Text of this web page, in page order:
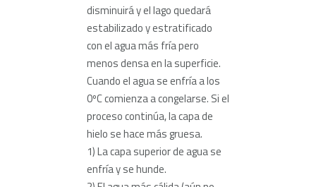
disminuirá y el lago quedará
estabilizado y estratificado
con el agua más fría pero
menos densa en la superficie.
Cuando el agua se enfría a los
0ºC comienza a congelarse. Si el
proceso continúa, la capa de
hielo se hace más gruesa.
1) La capa superior de agua se
enfría y se hunde.